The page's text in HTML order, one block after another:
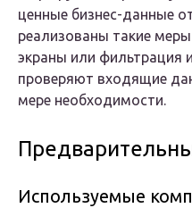
ценные бизнес-данные
реализованы такие
экраны или фильтрация
проверяют входящие
мере необходимости.
Используемые